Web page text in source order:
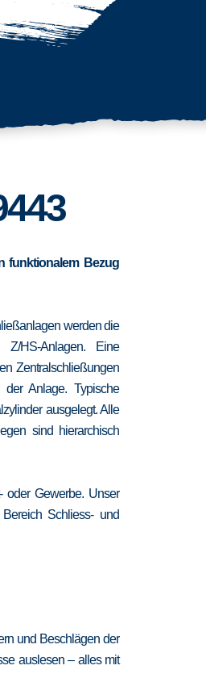
funktionalem Bezug
werden die
Z/HS-Anlagen. Eine
Zentralschließungen
Anlage. Typische
ausgelegt. Alle
sind hierarchisch
oder Gewerbe. Unser
Schliess- und
und Beschlägen der
auslesen – alles mit